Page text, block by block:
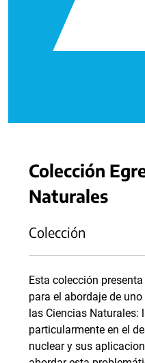
Colección
Naturales
Colección
Esta colección
para el abordaje de
las Ciencias Naturales:
particularmente en el
nuclear y sus